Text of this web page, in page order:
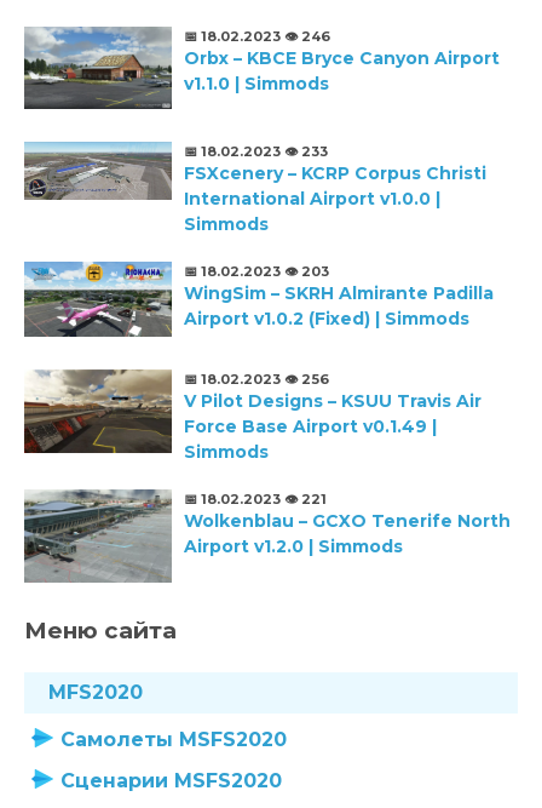
📅 18.02.2023 👁️ 246
Orbx – KBCE Bryce Canyon Airport
v1.1.0 | Simmods
📅 18.02.2023 👁️ 233
FSXcenery – KCRP Corpus Christi
International Airport v1.0.0 |
Simmods
📅 18.02.2023 👁️ 203
WingSim – SKRH Almirante Padilla
Airport v1.0.2 (Fixed) | Simmods
📅 18.02.2023 👁️ 256
V Pilot Designs – KSUU Travis Air
Force Base Airport v0.1.49 |
Simmods
📅 18.02.2023 👁️ 221
Wolkenblau – GCXO Tenerife North
Airport v1.2.0 | Simmods
Меню сайта
MFS2020
Самолеты MSFS2020
Сценарии MSFS2020